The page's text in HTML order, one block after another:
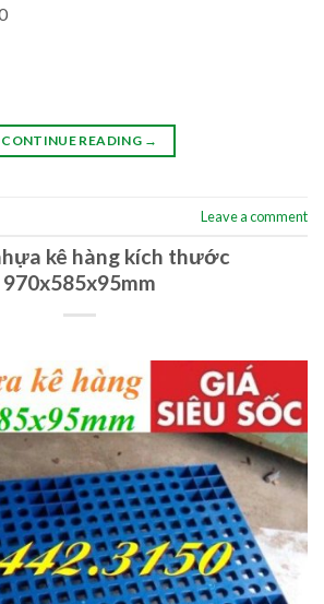
CONTINUE READING →
Leave a comment
kê hàng kích thước
970x585x95mm